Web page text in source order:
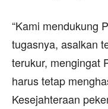
“Kami mendukung
tugasnya, asalkan
terukur, mengingat
harus tetap
Kesejahteraan